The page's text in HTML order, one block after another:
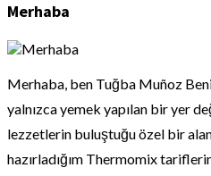
Merhaba
Merhaba, ben Tuğba Muñoz
yalnızca yemek yapılan bir yer
lezzetlerin buluştuğu özel bir
hazırladığım Thermomix